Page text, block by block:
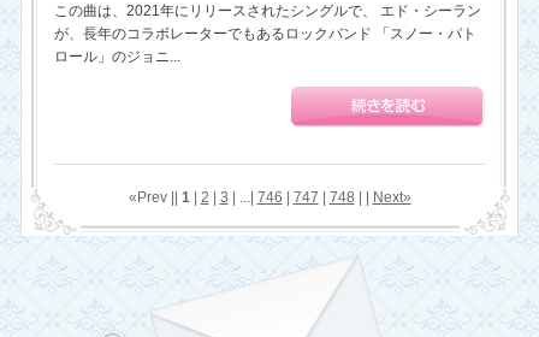
この曲は、2021年にリリースされたシングルで、 エド・シーラン
が、長年のコラボレーターでもあるロックバンド 「スノー・パト
ロール」のジョニ...
«Prev || 1| 2 3 | ...| 746 747 748 Next»